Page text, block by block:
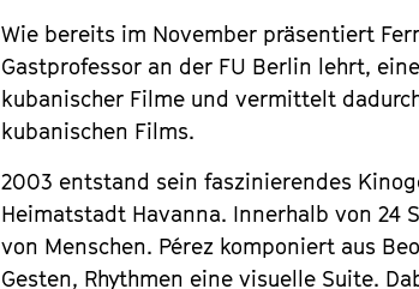
Wie bereits im November präsentiert
Gastprofessor an der FU Berlin lehrt,
kubanischer Filme und vermittelt
kubanischen Films.
2003 entstand sein faszinierendes
Heimatstadt Havanna. Innerhalb von 24
von Menschen. Pérez komponiert aus
Gesten, Rhythmen eine visuelle Suite.